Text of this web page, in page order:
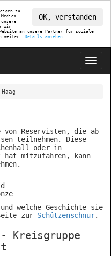
OK, verstanden
zu
wir
an unsere Partner für soziale
weiter. Details ansehen
Reservisten, die ab
teilnehmen. Diese
oder in
hat mitzufahren, kann
welche Geschichte sie
zur Schützenschnur.
Kreisgruppe